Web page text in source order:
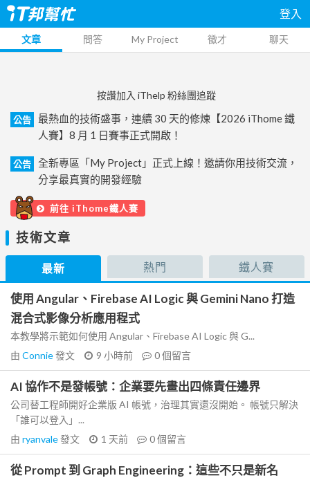
登入
文章 問答 My Project 徵才 聊天
按讚加入 iThelp 粉絲團追蹤
公告
最熱血的技術盛事，連續 30 天的修煉【2026 iThome 鐵
人賽】8 月 1 日賽事正式開啟！
公告
全新專區「My Project」正式上線！邀請你用技術交流，
分享最真實的開發經驗
前往 iThome鐵人賽
技術文章
最新 熱門 鐵人賽
使用 Angular、Firebase AI Logic 與 Gemini Nano 打造
混合式影像分析應用程式
本教學將示範如何使用 Angular、Firebase AI Logic 與 G...
由 Connie發文 9 小時前 0個留言
AI 協作不是發帳號：企業要先畫出四條責任邊界
公司替工程師開好企業版 AI 帳號，治理其實還沒開始。 帳號只解決
「誰可以登入」...
由 ryanvale發文 1 天前 0個留言
從 Prompt 到 Graph Engineering：這些不只是新名